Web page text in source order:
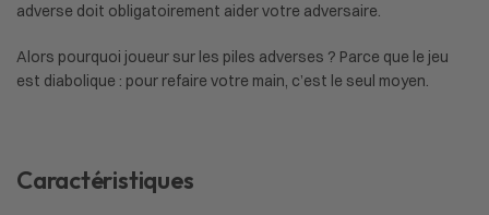
adverse doit obligatoirement aider votre adversaire.
Alors pourquoi joueur sur les piles adverses ? Parce que le jeu
est diabolique : pour refaire votre main, c’est le seul moyen.
Caractéristiques